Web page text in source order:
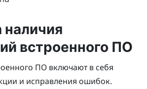
наличия
встроенного ПО
ПО включают в себя
и исправления ошибок.